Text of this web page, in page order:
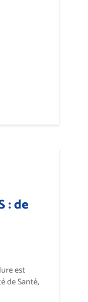
: de
est
de Santé,